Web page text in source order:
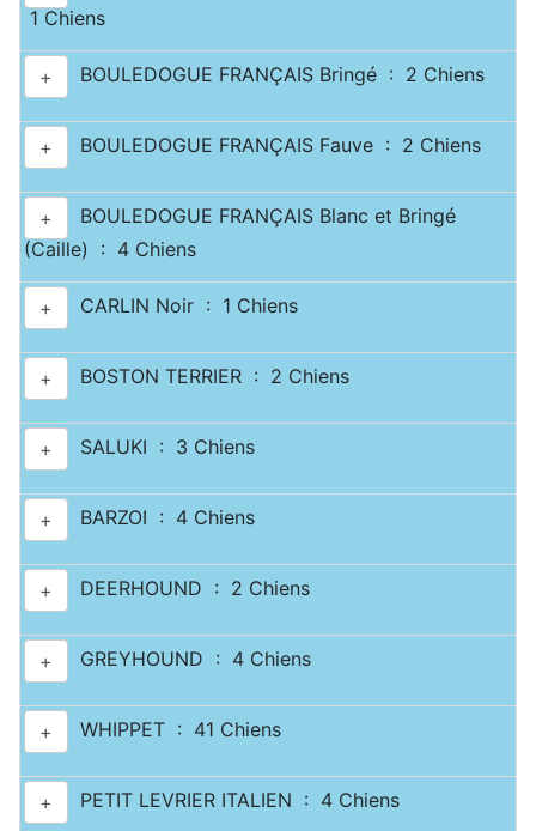
1 Chiens
+ BOULEDOGUE FRANÇAIS Bringé : 2 Chiens
+ BOULEDOGUE FRANÇAIS Fauve : 2 Chiens
+
BOULEDOGUE FRANÇAIS Blanc et Bringé
(Caille) : 4 Chiens
+ CARLIN Noir : 1 Chiens
+ BOSTON TERRIER : 2 Chiens
+ SALUKI : 3 Chiens
+ BARZOI : 4 Chiens
+ DEERHOUND : 2 Chiens
+ GREYHOUND : 4 Chiens
+ WHIPPET : 41 Chiens
+ PETIT LEVRIER ITALIEN : 4 Chiens